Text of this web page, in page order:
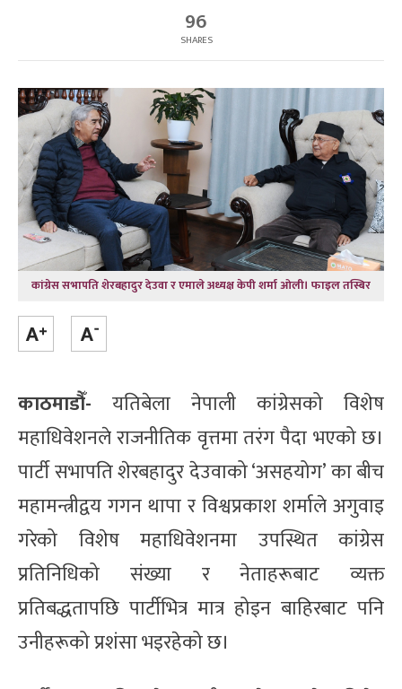
96
SHARES
कांग्रेस सभापति शेरबहादुर देउवा र एमाले अध्यक्ष केपी शर्मा ओली। फाइल तस्बिर
काठमाडौँ- यतिबेला नेपाली कांग्रेसको विशेष
महाधिवेशनले राजनीतिक वृत्तमा तरंग पैदा भएको छ।
पार्टी सभापति शेरबहादुर देउवाको ‘असहयोग’ का बीच
महामन्त्रीद्वय गगन थापा र विश्वप्रकाश शर्माले अगुवाइ
गरेको विशेष महाधिवेशनमा उपस्थित कांग्रेस
प्रतिनिधिको संख्या र नेताहरूबाट व्यक्त
प्रतिबद्धतापछि पार्टीभित्र मात्र होइन बाहिरबाट पनि
उनीहरूको प्रशंसा भइरहेको छ।